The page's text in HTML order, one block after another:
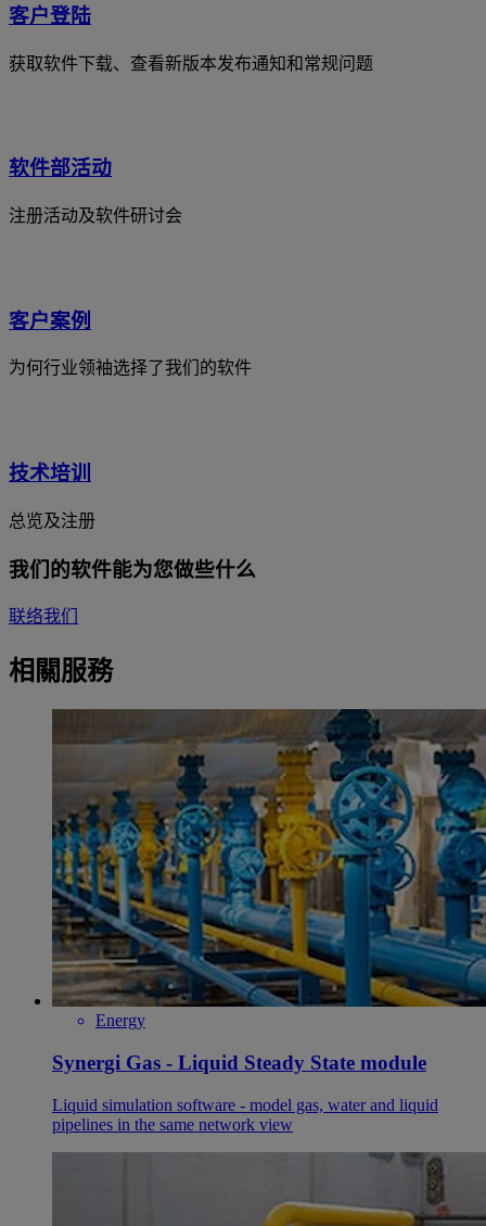
客户登陆
获取软件下载、查看新版本发布通知和常规问题
软件部活动
注册活动及软件研讨会
客户案例
为何行业领袖选择了我们的软件
技术培训
总览及注册
我们的软件能为您做些什么
联络我们
相關服務
Energy
Synergi Gas - Liquid Steady State module
Liquid simulation software - model gas, water and liquid
pipelines in the same network view